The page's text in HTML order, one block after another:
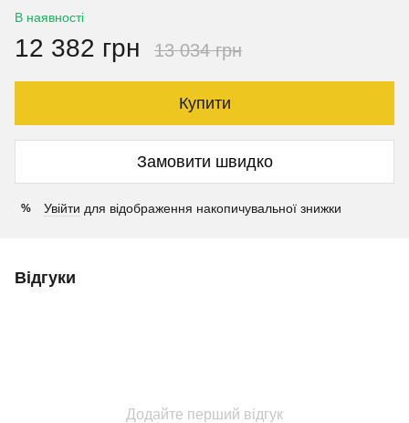
В наявності
12 382 грн 13 034 грн
Купити
Замовити швидко
% Увійти для відображення накопичувальної знижки
Відгуки
Додайте перший відгук